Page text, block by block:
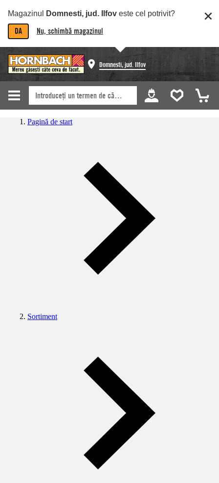
Magazinul Domnesti, jud. Ilfov este cel potrivit?
DA Nu, schimbă magazinul
Domnesti, jud. Ilfov
Pagină de start
Sortiment